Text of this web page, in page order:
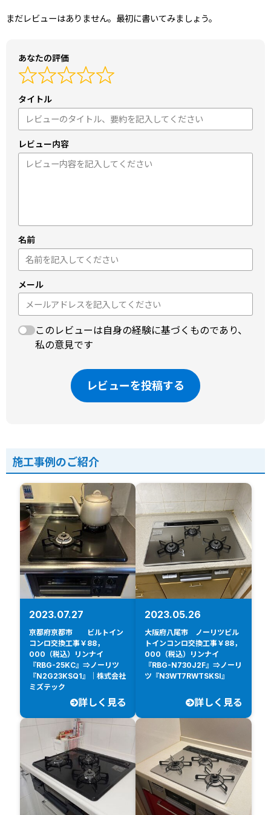
まだレビューはありません。最初に書いてみましょう。
あなたの評価
タイトル
レビュー内容
名前
メール
このレビューは自身の経験に基づくものであり、
私の意見です
レビューを投稿する
施工事例のご紹介
2023.07.27
京都府京都市 ビルトイン
コンロ交換工事￥88，
000（税込）リンナイ
『RBG-25KC』⇒ノーリツ
『N2G23KSQ1』｜株式会社
ミズテック
詳しく見る
2023.05.26
大阪府八尾市 ノーリツビル
トインコンロ交換工事￥88，
000（税込）リンナイ
『RBG-N730J2F』⇒ノーリ
ツ『N3WT7RWTSKSI』
詳しく見る